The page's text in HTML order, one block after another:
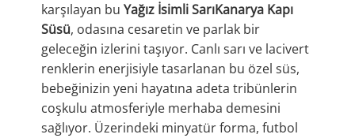
karşılayan bu Yağız İsimli SarıKanarya Kapı
Süsü, odasına cesaretin ve parlak bir
geleceğin izlerini taşıyor. Canlı sarı ve lacivert
renklerin enerjisiyle tasarlanan bu özel süs,
bebeğinizin yeni hayatına adeta tribünlerin
coşkulu atmosferiyle merhaba demesini
sağlıyor. Üzerindeki minyatür forma, futbol